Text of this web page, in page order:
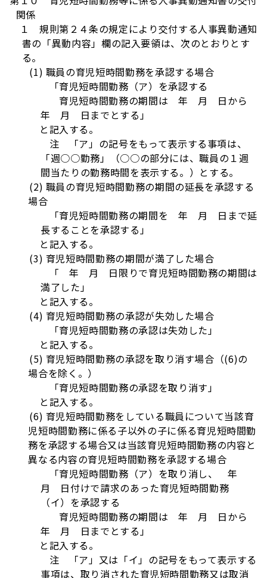
関係
１ 規則第２４条の規定により交付する人事異動通知
書の「異動内容」欄の記入要領は、次のとおりとす
る。
(1) 職員の育児短時間勤務を承認する場合
「育児短時間勤務（ア）を承認する
育児短時間勤務の期間は 年 月 日から
年 月 日までとする」
と記入する。
注 「ア」の記号をもって表示する事項は、
「週○○勤務」（○○の部分には、職員の１週
間当たりの勤務時間を表示する。）とする。
(2) 職員の育児短時間勤務の期間の延長を承認する
場合
「育児短時間勤務の期間を 年 月 日まで延
長することを承認する」
と記入する。
(3) 育児短時間勤務の期間が満了した場合
「 年 月 日限りで育児短時間勤務の期間は
満了した」
と記入する。
(4) 育児短時間勤務の承認が失効した場合
「育児短時間勤務の承認は失効した」
と記入する。
(5) 育児短時間勤務の承認を取り消す場合（(6)の
場合を除く。）
「育児短時間勤務の承認を取り消す」
と記入する。
(6) 育児短時間勤務をしている職員について当該育
児短時間勤務に係る子以外の子に係る育児短時間勤
務を承認する場合又は当該育児短時間勤務の内容と
異なる内容の育児短時間勤務を承認する場合
「育児短時間勤務（ア）を取り消し、 年
月 日付けで請求のあった育児短時間勤務
（イ）を承認する
育児短時間勤務の期間は 年 月 日から
年 月 日までとする」
と記入する。
注 「ア」又は「イ」の記号をもって表示する
事項は、取り消された育児短時間勤務又は取消